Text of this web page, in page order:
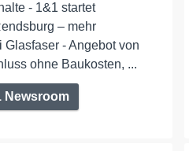
- 1&1 startet
– mehr
- Angebot von
ohne Baukosten, ...
Newsroom